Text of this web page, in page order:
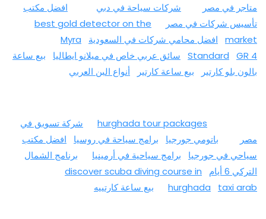
متاجر في مصر
شركات سياحة في دبي
افضل مكتب
تأسيس شركات في مصر
best gold detector on the
market
افضل محامي شركات في السعودية
Myra
Standard
GR 4 سائق عربي خاص في ميلانو ايطاليا
بيع ساعة
بالون بلو كارتير
بيع ساعة كارتير أنواع البن العربي
hurghada tour packages
شركة تسويق في
مصر
باتومي جورجيا برامج سياحة في روسيا
افضل مكتب
سياحي في جورجيا
برامج سياحية في أرمينيا
برنامج الشمال
التركي 6 أيام
discover scuba diving course in
hurghada
taxi arab بيع ساعة كارتييه